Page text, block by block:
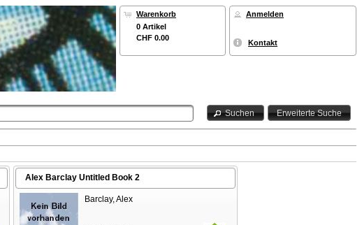
Warenkorb
0 Artikel
CHF 0.00
Anmelden
Kontakt
Suchen Erweiterte Suche
Alex Barclay Untitled Book 2
Barclay, Alex